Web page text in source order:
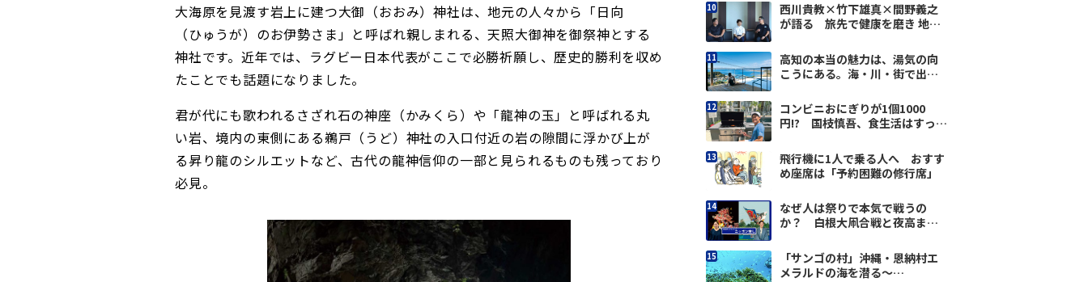
大海原を見渡す岩上に建つ大御（おおみ）神社は、地元の人々から「日向
（ひゅうが）のお伊勢さま」と呼ばれ親しまれる、天照大御神を御祭神とする
神社です。近年では、ラグビー日本代表がここで必勝祈願し、歴史的勝利を収め
たことでも話題になりました。
君が代にも歌われるさざれ石の神座（かみくら）や「龍神の玉」と呼ばれる丸
い岩、境内の東側にある鵜戸（うど）神社の入口付近の岩の隙間に浮かび上が
る昇り龍のシルエットなど、古代の龍神信仰の一部と見られるものも残っており
必見。
西川貴教×竹下雄真×間野義之
が語る 旅先で健康を磨き 地方
高知の本当の魅力は、湯気の向
こうにある。海・川・街で出会
コンビニおにぎりが1個1000
円!? 国枝慎吾、食生活はすっか
飛行機に1人で乗る人へ おすす
め座席は「予約困難の修行席」
なぜ人は祭りで本気で戦うの
か？ 白根大凧合戦と夜高まつ
「サンゴの村」沖縄・恩納村エ
メラルドの海を潜る～